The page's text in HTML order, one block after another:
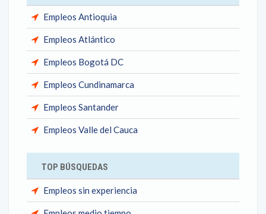
Empleos Antioquia
Empleos Atlántico
Empleos Bogotá DC
Empleos Cundinamarca
Empleos Santander
Empleos Valle del Cauca
TOP BÚSQUEDAS
Empleos sin experiencia